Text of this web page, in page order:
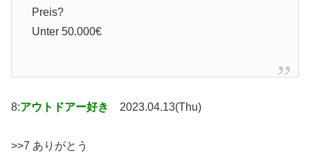
Preis?
Unter 50.000€
8:アウトドアー好き 2023.04.13(Thu)
>>7 ありがとう